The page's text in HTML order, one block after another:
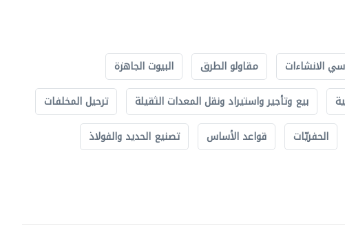
الانشاءات مقاولو الطرق
البيوت الجاهزة
بيع وتأجير واستيراد ونقل المعدات الثقيلة
ترحيل المخلفات
الحفريّات قواعد الأساس
تصنيع الحديد والفولاذ